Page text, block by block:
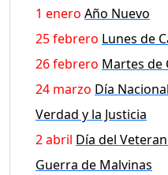
1 enero Año Nuevo
25 febrero Lunes de
26 febrero Martes de
24 marzo Día
Verdad y la Justicia
2 abril Día del
Guerra de Malvinas